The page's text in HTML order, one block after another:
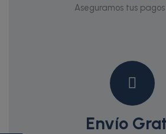
Aseguramos tus
Envío